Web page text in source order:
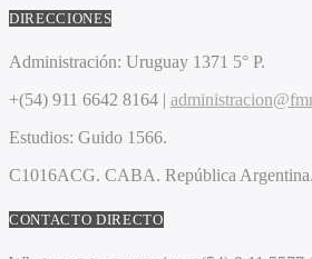
DIRECCIONES
Administración: Uruguay 1371 5° P.
+(54) 911 6642 8164 |
Estudios: Guido 1566.
C1016ACG. CABA. República Argentina.
CONTACTO DIRECTO